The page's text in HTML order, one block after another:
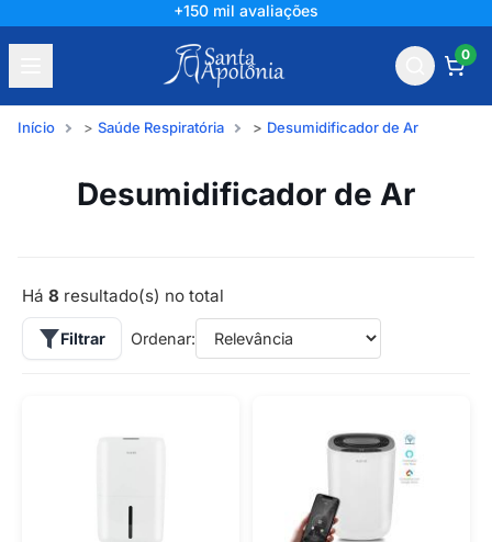
+150 mil avaliações
0
Início Saúde Respiratória Desumidificador de Ar
Desumidificador de Ar
Há 8 resultado(s) no total
Filtrar Ordenar: